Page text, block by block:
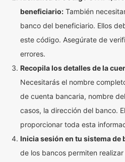
beneficiario: También
banco del beneficiario. Ellos
este código. Asegúrate de
errores.
Recopila los detalles de la
Necesitarás el nombre
de cuenta bancaria, nombre
casos, la dirección del banco.
proporcionar toda esta
Inicia sesión en tu sistema de
de los bancos permiten